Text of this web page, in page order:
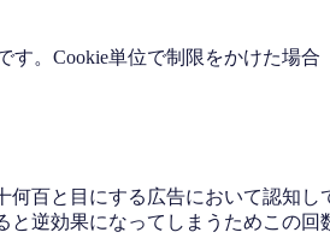
。Cookie単位で制限をかけた場
百と目にする広告において認知
逆効果になってしまうためこの回